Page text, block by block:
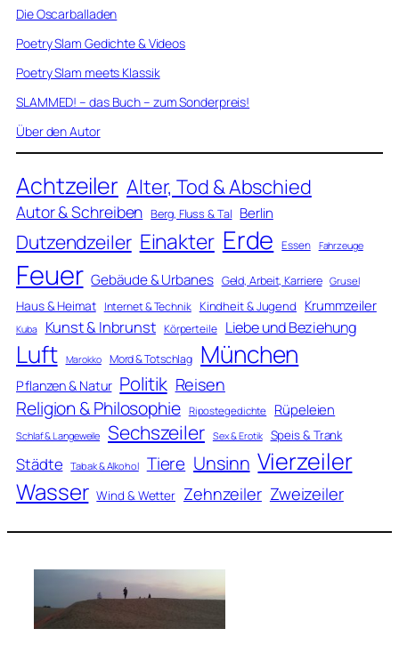
Die Oscarballaden
Poetry Slam Gedichte & Videos
Poetry Slam meets Klassik
SLAMMED! – das Buch – zum Sonderpreis!
Über den Autor
Achtzeiler Alter, Tod & Abschied
Autor & Schreiben Berg, Fluss & Tal Berlin
Dutzendzeiler Einakter Erde Essen Fahrzeuge
Feuer Gebäude & Urbanes Geld, Arbeit, Karriere Grusel
Haus & Heimat Internet & Technik Kindheit & Jugend Krummzeiler
Kuba Kunst & Inbrunst Körperteile Liebe und Beziehung
Luft Marokko Mord & Totschlag München
Pflanzen & Natur Politik Reisen
Religion & Philosophie Ripostegedichte Rüpeleien
Schlaf & Langeweile Sechszeiler Sex & Erotik Speis & Trank
Städte Tabak & Alkohol Tiere Unsinn Vierzeiler
Wasser Wind & Wetter Zehnzeiler Zweizeiler